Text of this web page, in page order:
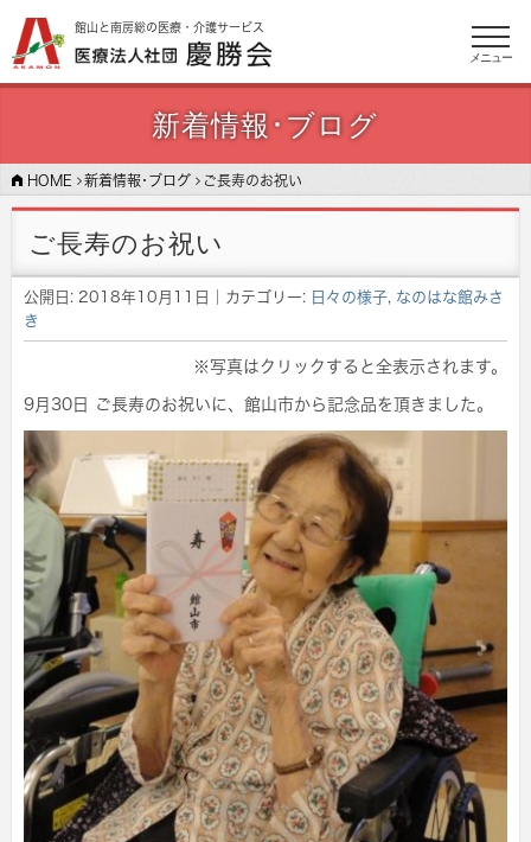
館山と南房総の医療・介護サービス
メニュー
新着情報･ブログ
HOME 新着情報･ブログ ご長寿のお祝い
ご長寿のお祝い
公開日: 2018年10月11日 ｜カテゴリー: 日々の様子, なのはな館みさ
き
※写真はクリックすると全表示されます。
9月30日 ご長寿のお祝いに、館山市から記念品を頂きました。